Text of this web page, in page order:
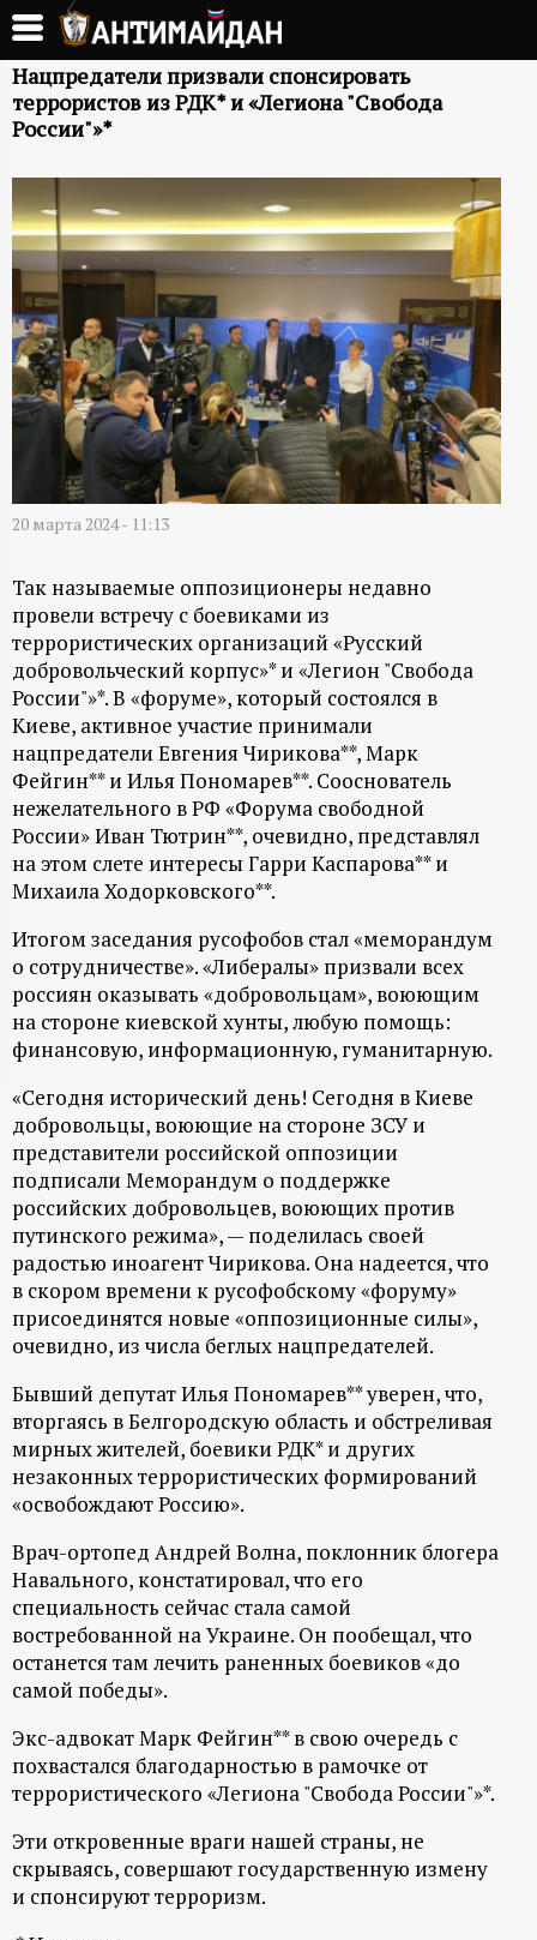
Перейти
основному
содержанию
А
Н
Т
И
М
А
Й
А
Н
-
и
н
ф
о
р
м
а
ц
и
о
н
н
ы
й
п
о
р
т
а
л
Нацпредатели призвали спонсировать
террористов из РДК* и «Легиона "Свобода
России"»*
20 марта 2024 - 11:13
Так называемые оппозиционеры недавно
провели встречу с боевиками из
террористических организаций «Русский
добровольческий корпус»* и «Легион "Свобода
России"»*. В «форуме», который состоялся в
Киеве, активное участие принимали
нацпредатели Евгения Чирикова**, Марк
Фейгин** и Илья Пономарев**. Сооснователь
нежелательного в РФ «Форума свободной
России» Иван Тютрин**, очевидно, представлял
на этом слете интересы Гарри Каспарова** и
Михаила Ходорковского**.
Итогом заседания русофобов стал «меморандум
о сотрудничестве». «Либералы» призвали всех
россиян оказывать «добровольцам», воюющим
на стороне киевской хунты, любую помощь:
финансовую, информационную, гуманитарную.
«Сегодня исторический день! Сегодня в Киеве
добровольцы, воюющие на стороне ЗСУ и
представители российской оппозиции
подписали Меморандум о поддержке
российских добровольцев, воюющих против
путинского режима», — поделилась своей
радостью иноагент Чирикова. Она надеется, что
в скором времени к русофобскому «форуму»
присоединятся новые «оппозиционные силы»,
очевидно, из числа беглых нацпредателей.
Бывший депутат Илья Пономарев** уверен, что,
вторгаясь в Белгородскую область и обстреливая
мирных жителей, боевики РДК* и других
незаконных террористических формирований
«освобождают Россию».
Врач-ортопед Андрей Волна, поклонник блогера
Навального, констатировал, что его
специальность сейчас стала самой
востребованной на Украине. Он пообещал, что
останется там лечить раненных боевиков «до
самой победы».
Экс-адвокат Марк Фейгин** в свою очередь с
похвастался благодарностью в рамочке от
террористического «Легиона "Свобода России"»*.
Эти откровенные враги нашей страны, не
скрываясь, совершают государственную измену
и спонсируют терроризм.